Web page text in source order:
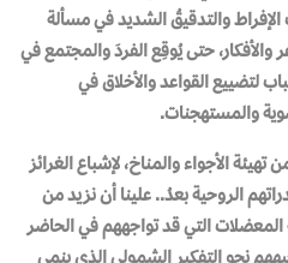
والتدقيقُ الشديد في مسألة
والأفكار، حتى يُوقِع الفردَ والمجتمع في
لتضييع القواعد والأخلاق في
والمستهجنات.
الأجواء والمناخ، لإشباع الغرائز
الروحية بعدُ.. علينا أن نزيد من
التي قد تواجههم في الحاضر
نحو التفكير الشمولي الذي ينمي